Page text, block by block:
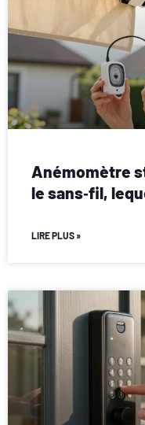
Anémomètre
le sans‑fil,
LIRE PLUS »